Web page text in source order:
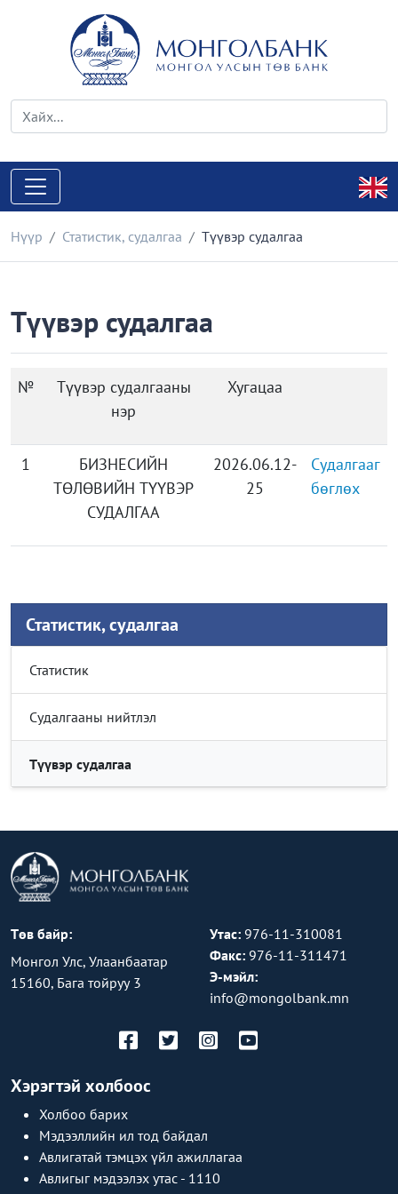
Нүүр Статистик, судалгаа Түүвэр судалгаа
Түүвэр судалгаа
№
Түүвэр судалгааны
нэр
Хугацаа
1
БИЗНЕСИЙН
ТӨЛӨВИЙН ТҮҮВЭР
СУДАЛГАА
2026.06.12-
25
Судалгааг
бөглөх
Статистик, судалгаа
Статистик
Судалгааны нийтлэл
Түүвэр судалгаа
Төв байр:
Монгол Улс, Улаанбаатар
15160, Бага тойруу 3
Утас: 976-11-310081
Факс: 976-11-311471
Э-мэйл:
info@mongolbank.mn
Хэрэгтэй холбоос
Холбоо барих
Мэдээллийн ил тод байдал
Авлигатай тэмцэх үйл ажиллагаа
Авлигыг мэдээлэх утас - 1110